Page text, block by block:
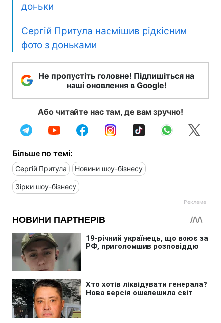
доньки
Сергій Притула насмішив рідкісним
фото з доньками
Не пропустіть головне! Підпишіться на
наші оновлення в Google!
Або читайте нас там, де вам зручно!
Більше по темі:
Сергій Притула Новини шоу-бізнесу
Зірки шоу-бізнесу